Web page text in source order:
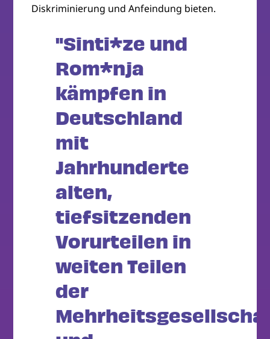
Diskriminierung und Anfeindung bieten.
"Sinti*ze und
Rom*nja
kämpfen in
Deutschland
mit
Jahrhunderte
alten,
tiefsitzenden
Vorurteilen in
weiten Teilen
der